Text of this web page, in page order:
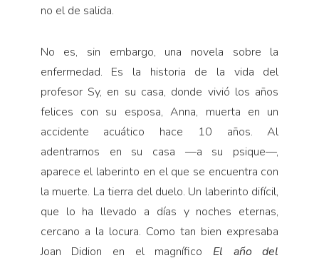
no el de salida.
No es, sin embargo, una novela sobre la
enfermedad. Es la historia de la vida del
profesor Sy, en su casa, donde vivió los años
felices con su esposa, Anna, muerta en un
accidente acuático hace 10 años. Al
adentrarnos en su casa —a su psique—,
aparece el laberinto en el que se encuentra con
la muerte. La tierra del duelo. Un laberinto difícil,
que lo ha llevado a días y noches eternas,
cercano a la locura. Como tan bien expresaba
Joan Didion en el magnífico El año del